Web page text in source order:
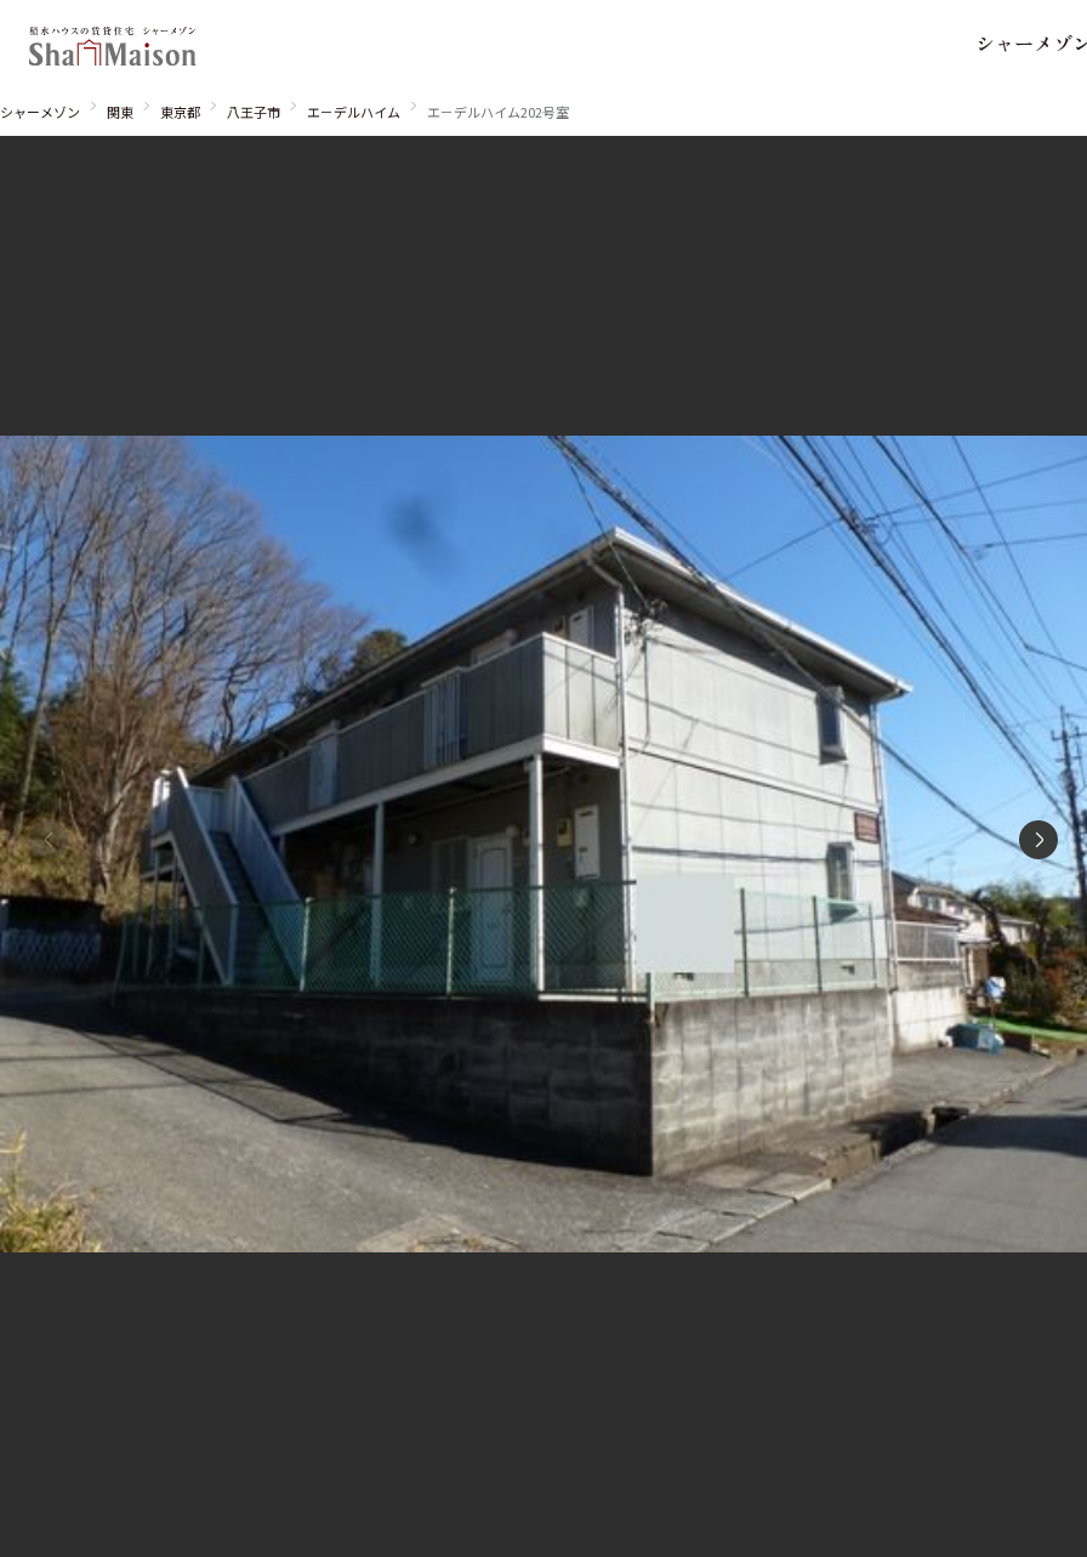
シ ャーメ ゾ
シャーメゾンとは シャーメゾンセレクション ルームツアー
動画ギャラリー ShaMaison STYLE
シャーメ
らくらく内
シャーメ
自立型サー
お問い合わ
シャーメゾ
らくらくパ
シャーメゾ
らくらくプ
シャーメゾン 関東 東京都 八王子市 エ－デルハイム エ－デルハイム202号室